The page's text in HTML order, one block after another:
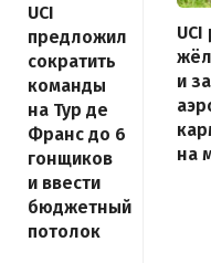
UCI
предложил
сократить
команды
на Тур де
Франс до 6
гонщиков
и ввести
бюджетный
потолок
и
на